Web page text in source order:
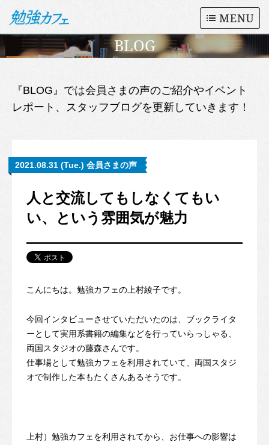
BLOG
『BLOG』では会員さまの声のご紹介やイベント
レポート、スタッフブログを更新していきます！
2021.08.31 (Tue.) 会員さまの声
人と交流してもしなくてもい
い、という雰囲気が魅力
こんにちは。勉強カフェの上村綾子です。
今回インタビューさせていただいたのは、ブックライタ
ーとして実用系書籍の編集などを行っていらっしゃる、
両国スタジオの藤森さんです。
仕事場として勉強カフェを利用されていて、両国スタジ
オで制作した本もたくさんあるそうです。
上村）勉強カフェを利用されてから、お仕事への影響は